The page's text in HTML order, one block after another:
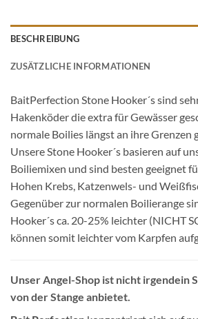
BESCHREIBUNG
ZUSÄTZLICHE INFORMATIONEN
BaitPerfection Stone Hooker´s sind
Hakenköder die extra für Gewässer
normale Boilies längst an ihre Grenzen
Unsere Stone Hooker´s basieren auf
Boiliemixen und sind besten geeignet
Hohen Krebs, Katzenwels- und
Gegenüber zur normalen Boilierange
Hooker´s ca. 20-25% leichter (NICHT
können somit leichter vom Karpfen
Unser Angel-Shop ist nicht irgendein
von der Stange anbietet.